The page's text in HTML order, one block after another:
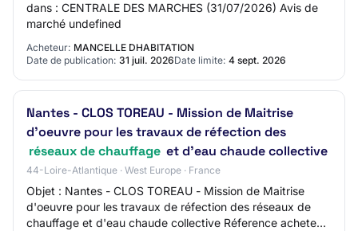
dans : CENTRALE DES MARCHES (31/07/2026) Avis de
marché undefined
Acheteur: MANCELLE DHABITATION
Date de publication: 31 juil. 2026Date limite: 4 sept. 2026
Nantes - CLOS TOREAU - Mission de Maitrise
d'oeuvre pour les travaux de réfection des
réseaux de chauffage et d'eau chaude collective
44-Loire-Atlantique · West Europe · France
Objet : Nantes - CLOS TOREAU - Mission de Maitrise
d'oeuvre pour les travaux de réfection des réseaux de
chauffage et d'eau chaude collective Réference acheteur